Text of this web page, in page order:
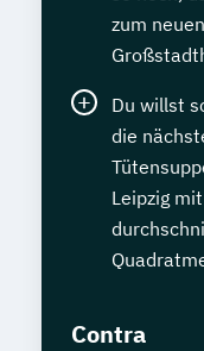
zum
Du willst
die
Leipzig
Contra